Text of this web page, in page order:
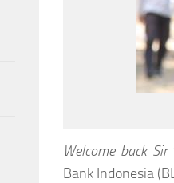
Welcome back Sir
Bank Indonesia